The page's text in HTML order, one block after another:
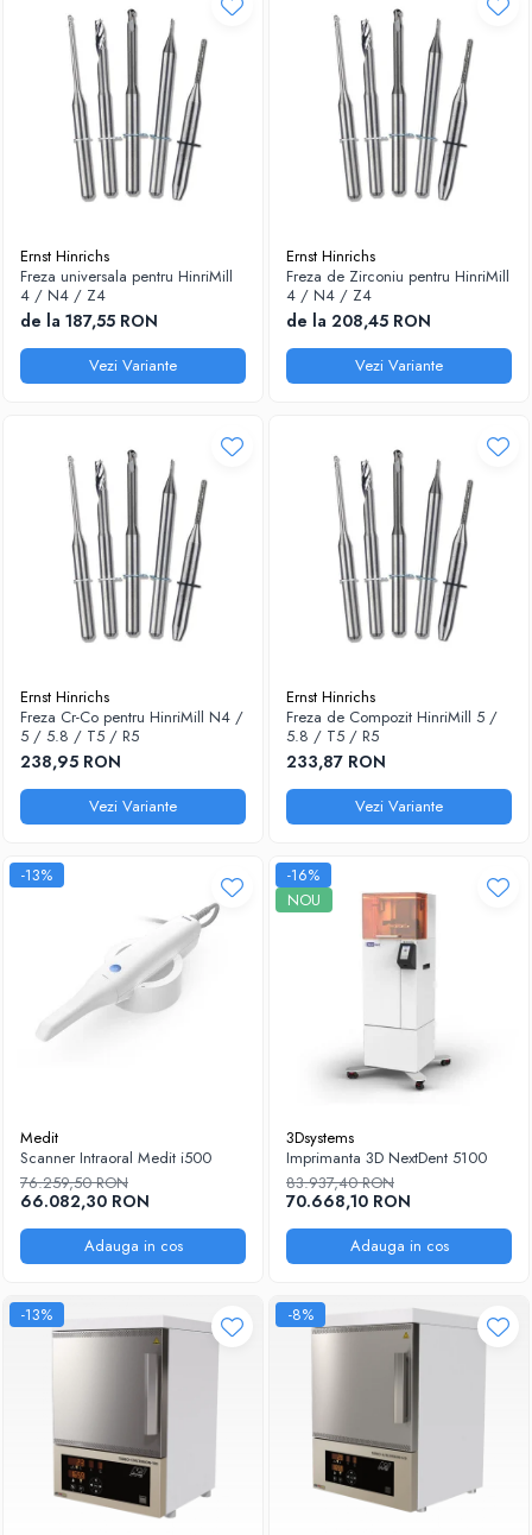
Ernst Hinrichs
Freza universala pentru HinriMill
4 / N4 / Z4
de la 187,55 RON
Vezi Variante
Ernst Hinrichs
Freza de Zirconiu pentru HinriMill
4 / N4 / Z4
de la 208,45 RON
Vezi Variante
Ernst Hinrichs
Freza Cr-Co pentru HinriMill N4 /
5 / 5.8 / T5 / R5
238,95 RON
Vezi Variante
Ernst Hinrichs
Freza de Compozit HinriMill 5 /
5.8 / T5 / R5
233,87 RON
Vezi Variante
-13%
Medit
Scanner Intraoral Medit i500
76.259,50 RON
66.082,30 RON
Adauga in cos
-16%
NOU
3Dsystems
Imprimanta 3D NextDent 5100
83.937,40 RON
70.668,10 RON
Adauga in cos
-13% -8%